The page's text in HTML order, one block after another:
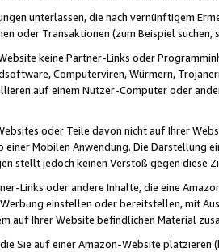
unterlassen, die nach vernünftigem
oder Transaktionen (zum Beispiel
keine Partner-Links oder
Computerviren, Würmern,
auf einem Nutzer-Computer oder
oder Teile davon nicht auf Ihrer
einer Mobilen Anwendung. Die Darstellung
stellt jedoch keinen Verstoß gegen diese
Links oder andere Inhalte, die eine
einstellen oder bereitstellen, mit
auf Ihrer Website befindlichen Material
Sie auf einer Amazon-Website